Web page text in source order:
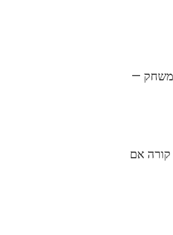
—
קורה אם